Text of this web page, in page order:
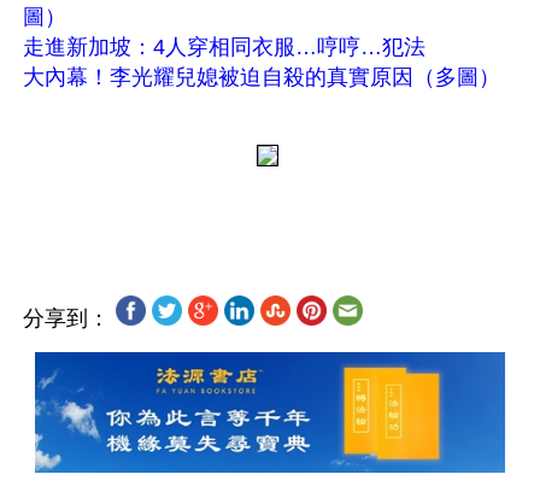
圖）
走進新加坡：4人穿相同衣服…哼哼…犯法
大內幕！李光耀兒媳被迫自殺的真實原因（多圖）
分享到：